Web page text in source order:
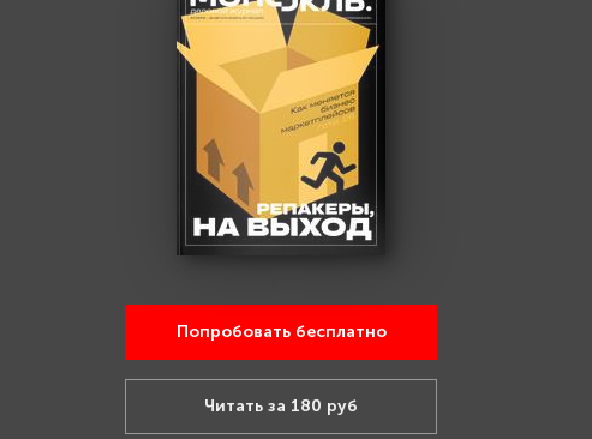
Попробовать бесплатно
Читать за 180 руб